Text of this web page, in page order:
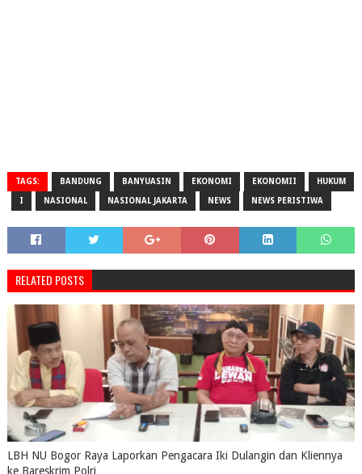
TAGS: BANDUNG BANYUASIN EKONOMI EKONOMII HUKUM
I NASIONAL NASIONAL JAKARTA NEWS NEWS PERISTIWA
RELATED POSTS
LBH NU Bogor Raya Laporkan Pengacara Iki Dulangin dan Kliennya
ke Bareskrim Polri